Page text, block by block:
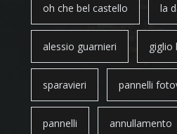
oh che bel castello la
alessio guarnieri giglio
sparavieri pannelli
pannelli annullamento